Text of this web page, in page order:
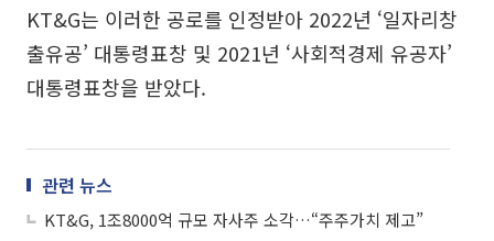
KT&G는 이러한 공로를 인정받아 2022년 ‘일자리창
출유공’ 대통령표창 및 2021년 ‘사회적경제 유공자’
대통령표창을 받았다.
관련 뉴스
KT&G, 1조8000억 규모 자사주 소각…“주주가치 제고”